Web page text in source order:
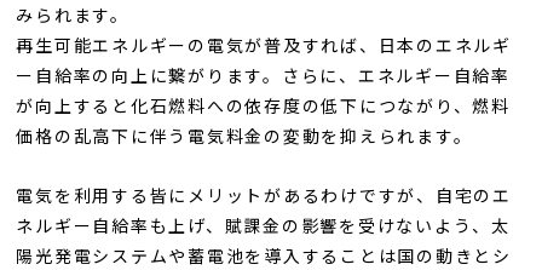
みられます。
再生可能エネルギーの電気が普及すれば、日本のエネルギ
ー自給率の向上に繋がります。さらに、エネルギー自給率
が向上すると化石燃料への依存度の低下につながり、燃料
価格の乱高下に伴う電気料金の変動を抑えられます。
電気を利用する皆にメリットがあるわけですが、自宅のエ
ネルギー自給率も上げ、賦課金の影響を受けないよう、太
陽光発電システムや蓄電池を導入することは国の動きとシ